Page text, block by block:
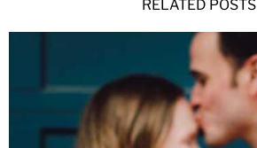
RELATED POSTS